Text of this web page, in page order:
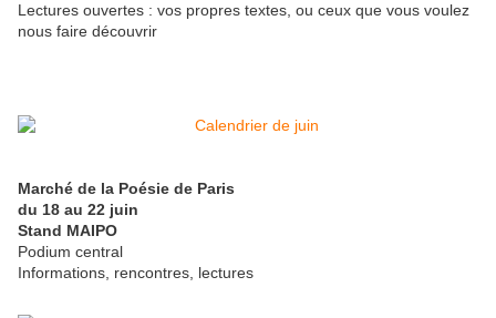
Lectures ouvertes : vos propres textes, ou ceux que vous voulez
nous faire découvrir
Marché de la Poésie de Paris
du 18 au 22 juin
Stand MAIPO
Podium central
Informations, rencontres, lectures